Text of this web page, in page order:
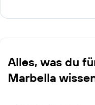
Alles, was du
Marbella